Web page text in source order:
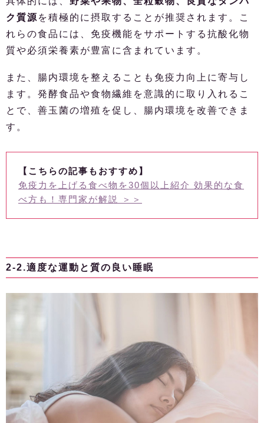
ク質源 を積極的に摂取することが推奨されます。こ
れらの食品には、免疫機能をサポートする抗酸化物
質や必須栄養素が豊富に含まれています。
また、腸内環境を整えることも免疫力向上に寄与し
ます。発酵食品や食物繊維を意識的に取り入れるこ
とで、善玉菌の増殖を促し、腸内環境を改善できま
す。
【こちらの記事もおすすめ】
免疫力を上げる食べ物を30個以上紹介 効果的な食
べ方も！専門家が解説 ＞＞
2-2.適度な運動と質の良い睡眠